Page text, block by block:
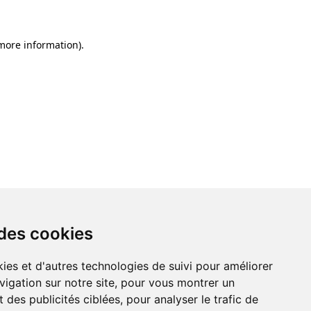
cookies
et d'autres technologies de suivi pour améliorer
sur notre site, pour vous montrer un
des publicités ciblées, pour analyser le trafic de
information).